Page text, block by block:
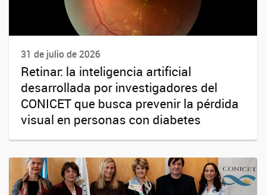
31 de julio de 2026
Retinar: la inteligencia artificial
desarrollada por investigadores del
CONICET que busca prevenir la pérdida
visual en personas con diabetes